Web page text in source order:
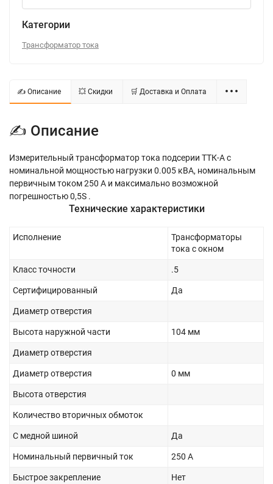
Категории
Трансформатор тока
✍ Описание 💥 Скидки 🛒 Доставка и Оплата
✍ Описание
Измерительный трансформатор тока подсерии ТТК-А с
номинальной мощностью нагрузки 0.005 кВА, номинальным
первичным током 250 А и максимально возможной
погрешностью 0,5S .
Технические характеристики
Исполнение
Трансформаторы
тока с окном
Класс точности .5
Сертифицированный Да
Диаметр отверстия
Высота наружной части 104 мм
Диаметр отверстия
Диаметр отверстия 0 мм
Высота отверстия
Количество вторичных обмоток
С медной шиной Да
Номинальный первичный ток 250 А
Быстрое закрепление Нет